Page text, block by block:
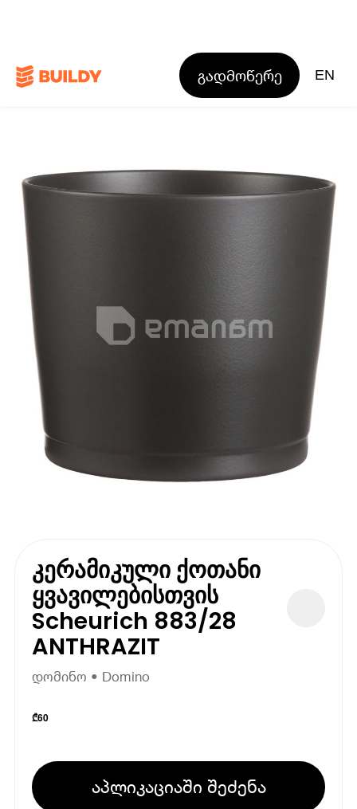
გადმოწერე EN
კერამიკული ქოთანი
ყვავილებისთვის
Scheurich 883/28
ANTHRAZIT
დომინო • Domino
₾60
აპლიკაციაში შეძენა